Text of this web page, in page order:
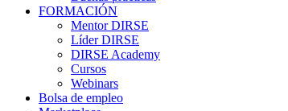
FORMACIÓN
Mentor DIRSE
Líder DIRSE
DIRSE Academy
Cursos
Webinars
Bolsa de empleo